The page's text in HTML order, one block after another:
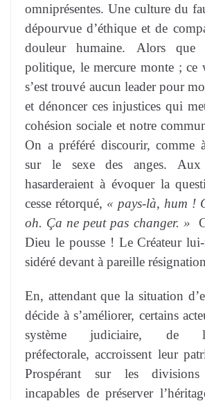
omniprésentes. Une culture du
dépourvue d’éthique et de
douleur humaine. Alors que
politique, le mercure monte ; ce
s’est trouvé aucun leader pour
et dénoncer ces injustices qui
cohésion sociale et notre
On a préféré discourir, comme
sur le sexe des anges.
hasarderaient à évoquer la
cesse rétorqué, « pays-là, hum !
oh. Ça ne peut pas changer. »
Dieu le pousse ! Le Créateur
sidéré devant à pareille
En, attendant que la situation
décide à s’améliorer, certains
système judiciaire, de
préfectorale, accroissent leur
Prospérant sur les
incapables de préserver